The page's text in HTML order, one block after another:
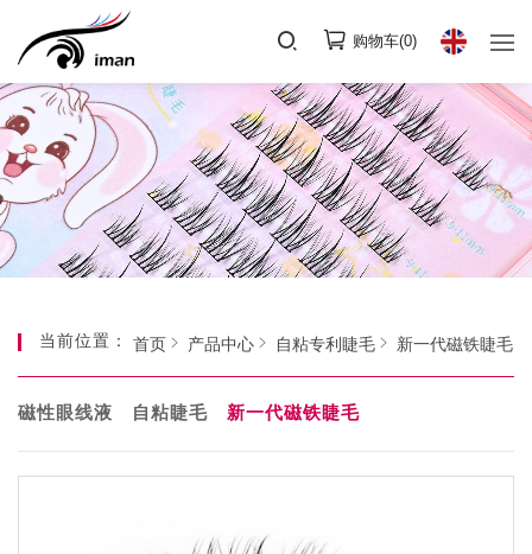
购物车(0)
当前位置： 首页 产品中心 自粘专利睫毛 新一代磁铁睫毛
磁性眼线液 自粘睫毛 新一代磁铁睫毛